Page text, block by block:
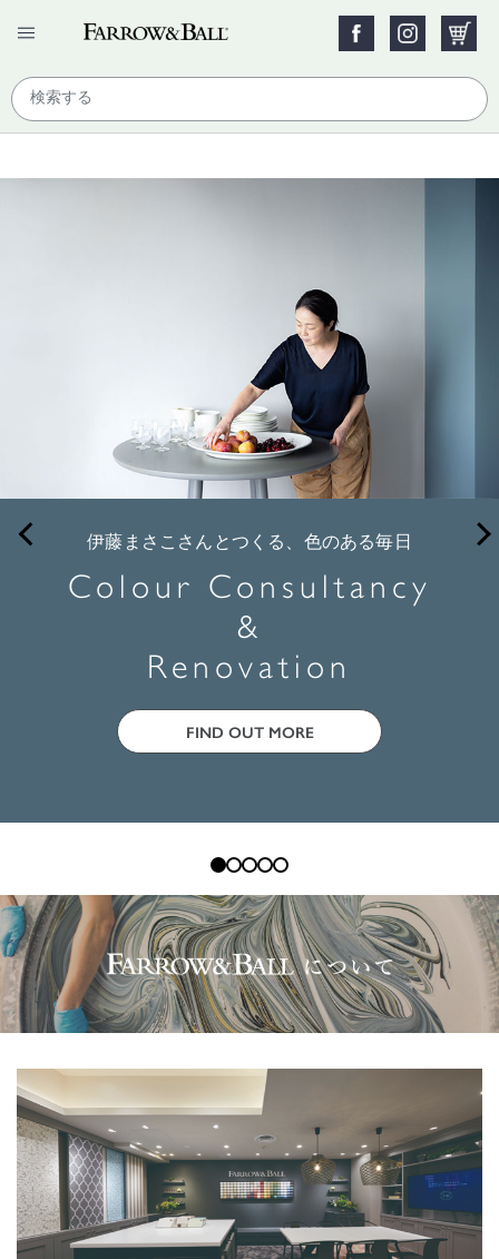
伊藤まさこさんとつくる、色のある毎日
Colour Consultancy
&
Renovation
FIND OUT MORE